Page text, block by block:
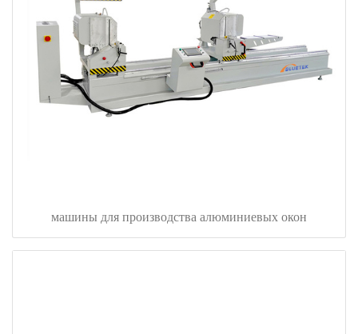
машины для производства алюминиевых окон